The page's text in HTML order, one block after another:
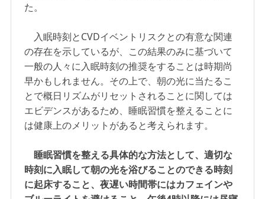
た。
入眠時刻とCVDイベントリスクとの有意な関連
の存在を示しているが、この結果のみに基づいて
一般の人々に入眠時刻の推奨をすることは時期尚
早かもしれません。その上で、朝の光に当たるこ
とで概日リズムがリセットされることに関しては
エビデンスがあるため、睡眠習慣を整えることに
は健康上のメリットがあると考えられます。
睡眠習慣を整える具体的な方法として、適切な
時刻に入眠して朝の光を浴びることのできる時刻
に起床すること、夜遅い時間帯にはカフェインや